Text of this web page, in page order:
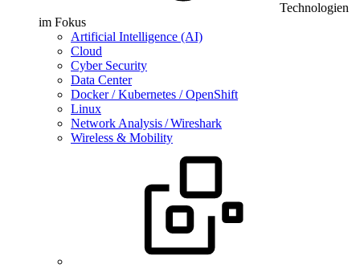
Technologien
im Fokus
Artificial Intelligence (AI)
Cloud
Cyber Security
Data Center
Docker / Kubernetes / OpenShift
Linux
Network Analysis / Wireshark
Wireless & Mobility